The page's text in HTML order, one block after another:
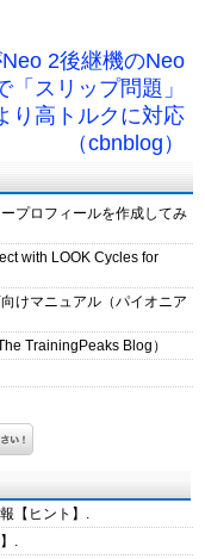
2後継機のNeo
スリップ問題」
り高トルクに対応
（cbnblog）
プロフィールを作成してみ
with LOOK Cycles for
けマニュアル（パイオニア
TrainingPeaks Blog）
【ヒント】.
.